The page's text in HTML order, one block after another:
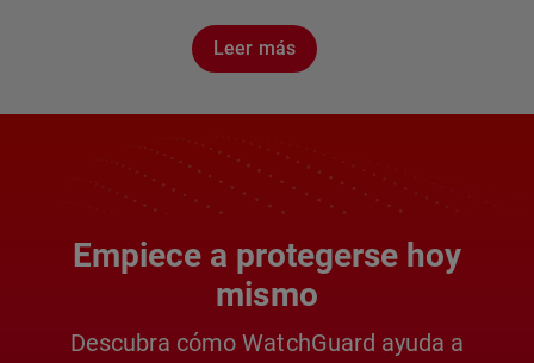
Leer más
Empiece a protegerse hoy
mismo
Descubra cómo WatchGuard ayuda a